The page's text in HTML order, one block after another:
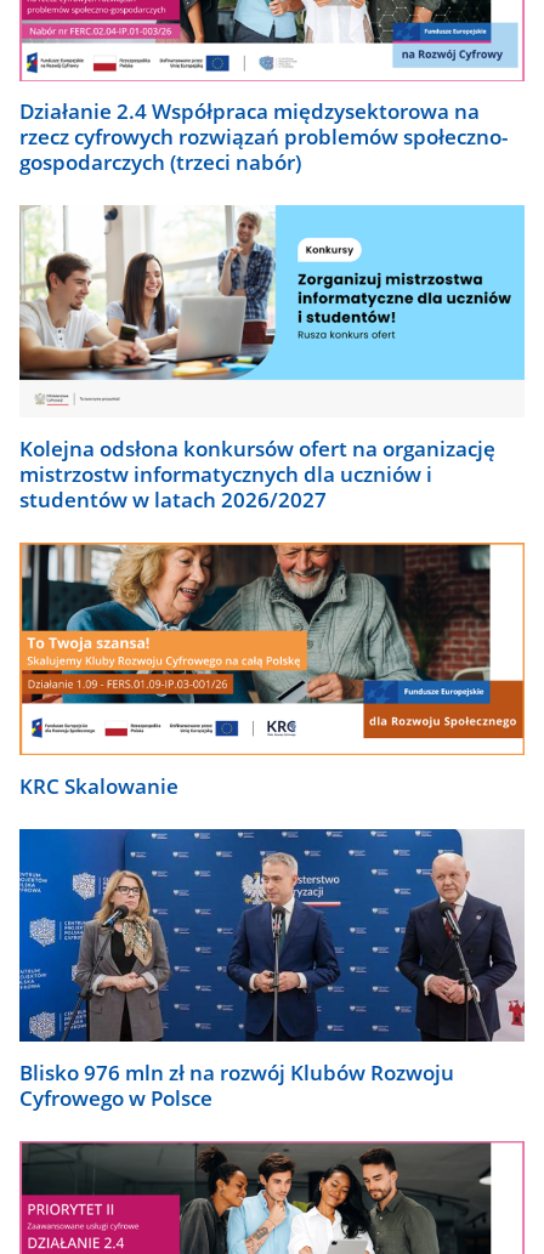
Działanie 2.4 Współpraca międzysektorowa na
rzecz cyfrowych rozwiązań problemów społeczno-
gospodarczych (trzeci nabór)
Kolejna odsłona konkursów ofert na organizację
mistrzostw informatycznych dla uczniów i
studentów w latach 2026/2027
KRC Skalowanie
Blisko 976 mln zł na rozwój Klubów Rozwoju
Cyfrowego w Polsce